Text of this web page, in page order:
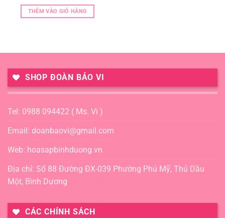
THÊM VÀO GIỎ HÀNG
SHOP ĐOÀN BẢO VI
Tel: 0988 094422 ( Ms. Vi )
Email: doanbaovi@gmail.com
Web: hoasapbinhduong.vn
Địa chỉ: Số 88 Đường ĐX-039 Phường Phú Mỹ, Thủ Dầu
Một, Bình Dương
CÁC CHÍNH SÁCH